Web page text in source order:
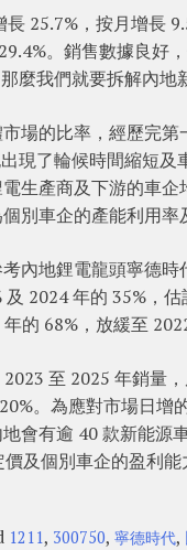
25.7%，按月增長
。銷售數據良好
麼我們就要拆解內地
場的比率，經歷完第
現了輪候時間縮短
生產商及下游的車
別車企的產能利用率
內地鋰電龍頭寧德
2024 年的 35%，
的 68%，放緩至
至 2025 年銷量
。為應對市場日增
會有逾 40 款新能源
及個別車企的盈利能
1211, 300750,寧德時代,